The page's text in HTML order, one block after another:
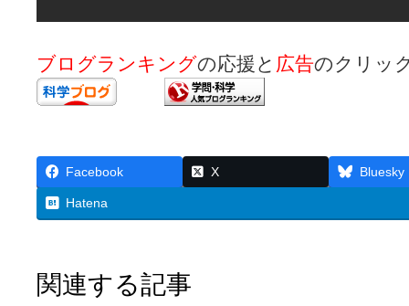
ブログランキングの応援と 広告のクリッ
Facebook X Bluesky
Hatena
関連する記事